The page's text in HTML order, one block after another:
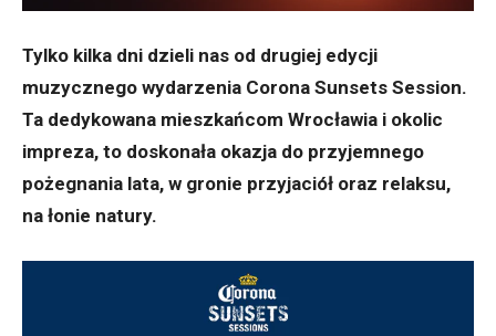
Tylko kilka dni dzieli nas od drugiej edycji
muzycznego wydarzenia Corona Sunsets Session.
Ta dedykowana mieszkańcom Wrocławia i okolic
impreza, to doskonała okazja do przyjemnego
pożegnania lata, w gronie przyjaciół oraz relaksu,
na łonie natury.